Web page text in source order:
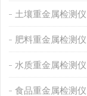
土壤重金属检测仪
肥料重金属检测仪
水质重金属检测仪
食品重金属检测仪